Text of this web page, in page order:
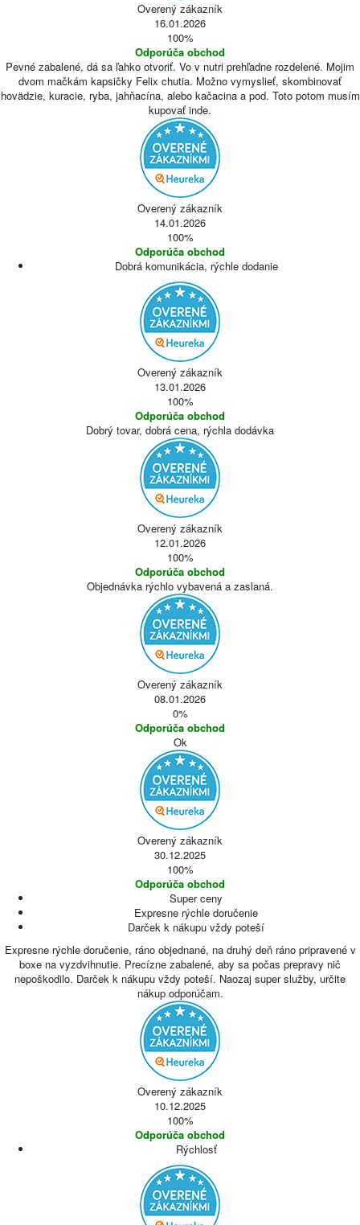
Overený zákazník
16.01.2026
100%
Odporúča obchod
Pevné zabalené, dá sa ľahko otvoriť. Vo v nutri prehľadne rozdelené. Mojim
dvom mačkám kapsičky Felix chutia. Možno vymyslieť, skombinovať
hovädzie, kuracie, ryba, jahňacína, alebo kačacina a pod. Toto potom musím
kupovať inde.
Overený zákazník
14.01.2026
100%
Odporúča obchod
Dobrá komunikácia, rýchle dodanie
Overený zákazník
13.01.2026
100%
Odporúča obchod
Dobrý tovar, dobrá cena, rýchla dodávka
Overený zákazník
12.01.2026
100%
Odporúča obchod
Objednávka rýchlo vybavená a zaslaná.
Overený zákazník
08.01.2026
0%
Odporúča obchod
Ok
Overený zákazník
30.12.2025
100%
Odporúča obchod
Super ceny
Expresne rýchle doručenie
Darček k nákupu vždy poteší
Expresne rýchle doručenie, ráno objednané, na druhý deň ráno pripravené v
boxe na vyzdvihnutie. Precízne zabalené, aby sa počas prepravy nič
nepoškodilo. Darček k nákupu vždy poteší. Naozaj super služby, určite
nákup odporúčam.
Overený zákazník
10.12.2025
100%
Odporúča obchod
Rýchlosť